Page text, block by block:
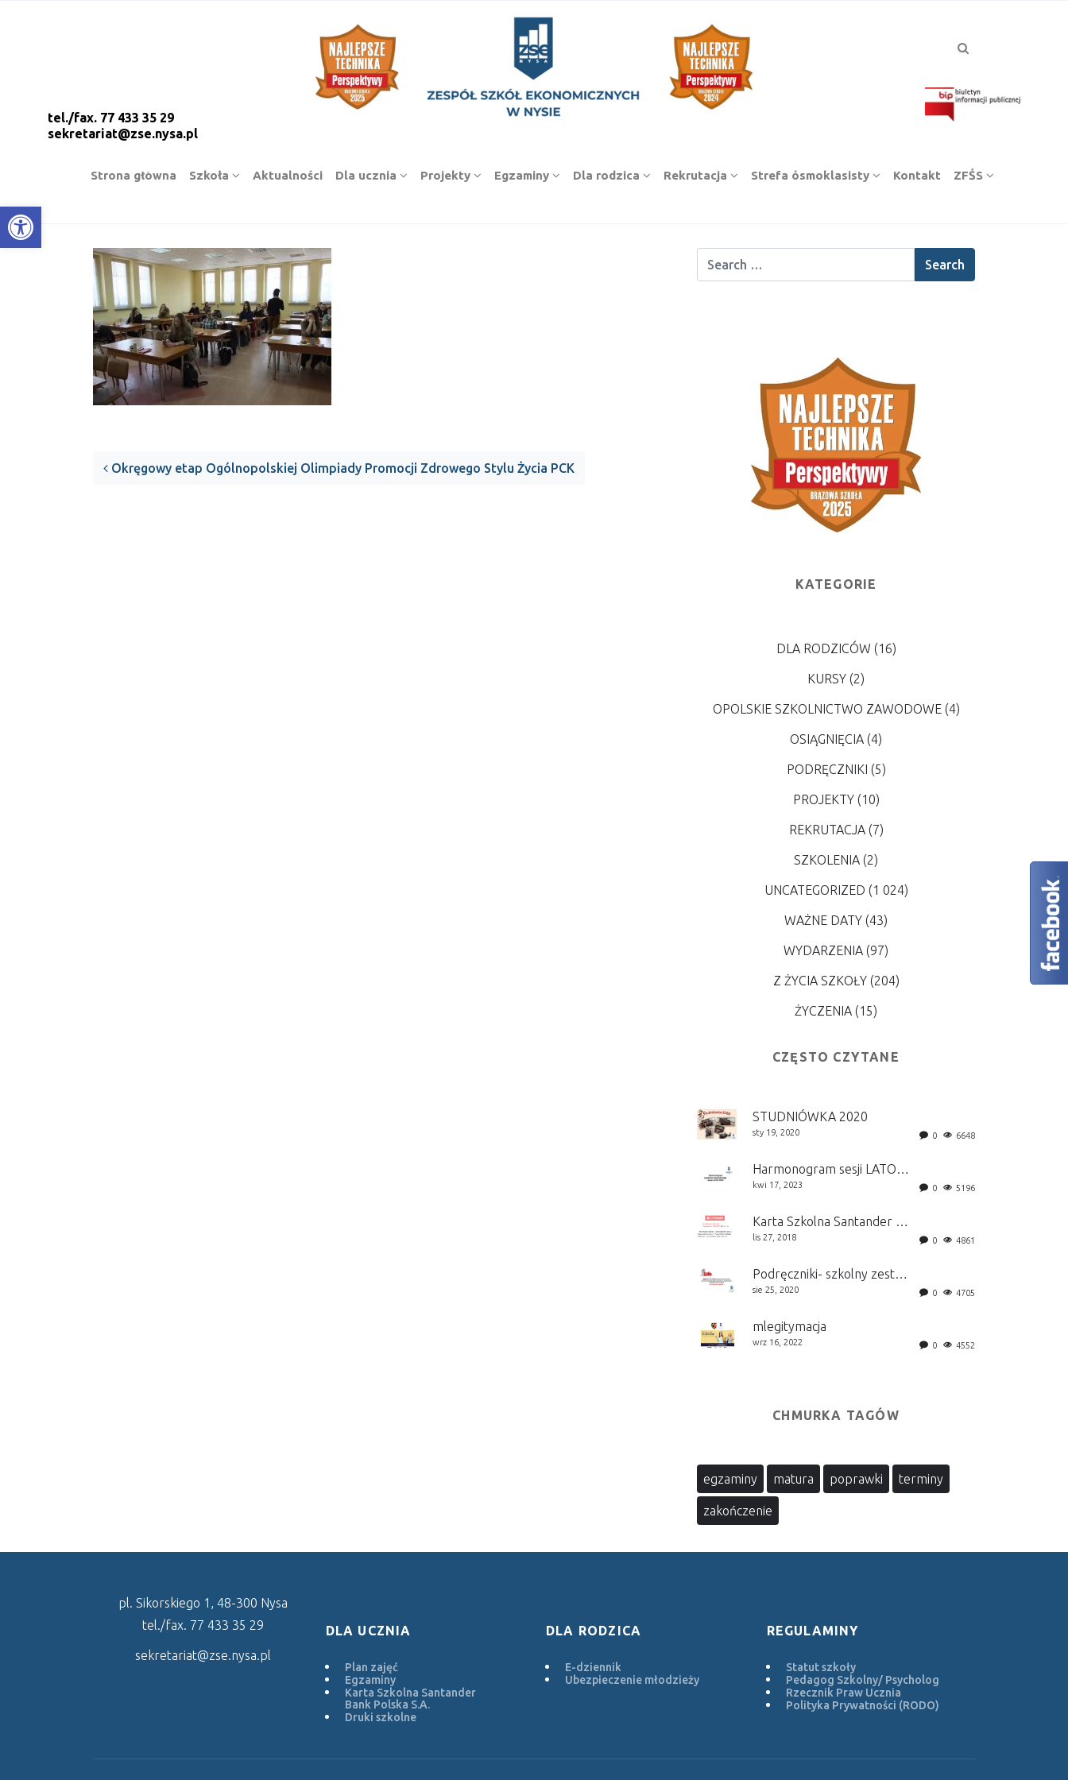
Open toolbar
Strona główna Szkoła Aktualności Dla ucznia Projekty Egzaminy Dla rodzica Rekrutacja Strefa ósmoklasisty Kontakt ZFŚS
Okręgowy etap Ogólnopolskiej Olimpiady Promocji Zdrowego Stylu Życia PCK
KATEGORIE
DLA RODZICÓW (16)
KURSY (2)
OPOLSKIE SZKOLNICTWO ZAWODOWE(4)
OSIĄGNIĘCIA (4)
PODRĘCZNIKI (5)
PROJEKTY(10)
REKRUTACJA(7)
SZKOLENIA (2)
UNCATEGORIZED (1 024)
WAŻNE DATY (43)
WYDARZENIA (97)
Z ŻYCIA SZKOŁY(204)
ŻYCZENIA (15)
CZĘSTO CZYTANE
STUDNIÓWKA 2020
sty 19, 2020 0 6648
Harmonogram sesji LATO 2026
kwi 17, 2023 0 5196
Karta Szkolna Santander Bank Polska S.A.
lis 27, 2018 0 4861
Podręczniki- szkolny zestaw
sie 25, 2020 0 4705
mlegitymacja
wrz 16, 2022 0 4552
CHMURKA TAGÓW
egzaminy matura poprawki terminy
zakończenie
pl. Sikorskiego 1, 48-300 Nysa
tel./fax. 77 433 35 29
sekretariat@zse.nysa.pl
DLA UCZNIA
Plan zajęć
Egzaminy
Karta Szkolna Santander
Bank Polska S.A.
Druki szkolne
DLA RODZICA
E-dziennik
Ubezpieczenie młodzieży
REGULAMINY
Statut szkoły
Pedagog Szkolny/ Psycholog
Rzecznik Praw Ucznia
Polityka Prywatności (RODO)
tel./fax. 77 433 35 29
sekretariat@zse.nysa.pl